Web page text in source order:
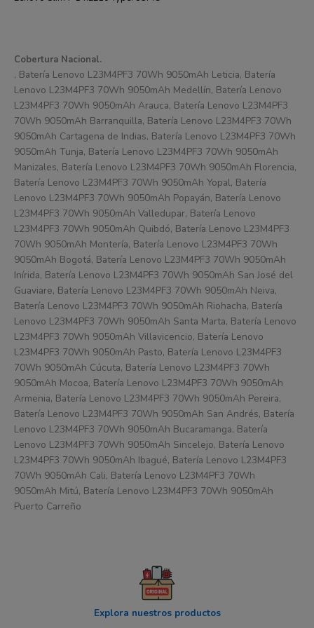
Cobertura Nacional.
, Batería Lenovo L23M4PF3 70Wh 9050mAh Leticia, Batería
Lenovo L23M4PF3 70Wh 9050mAh Medellín, Batería Lenovo
L23M4PF3 70Wh 9050mAh Arauca, Batería Lenovo L23M4PF3
70Wh 9050mAh Barranquilla, Batería Lenovo L23M4PF3 70Wh
9050mAh Cartagena de Indias, Batería Lenovo L23M4PF3 70Wh
9050mAh Tunja, Batería Lenovo L23M4PF3 70Wh 9050mAh
Manizales, Batería Lenovo L23M4PF3 70Wh 9050mAh Florencia,
Batería Lenovo L23M4PF3 70Wh 9050mAh Yopal, Batería
Lenovo L23M4PF3 70Wh 9050mAh Popayán, Batería Lenovo
L23M4PF3 70Wh 9050mAh Valledupar, Batería Lenovo
L23M4PF3 70Wh 9050mAh Quibdó, Batería Lenovo L23M4PF3
70Wh 9050mAh Montería, Batería Lenovo L23M4PF3 70Wh
9050mAh Bogotá, Batería Lenovo L23M4PF3 70Wh 9050mAh
Inírida, Batería Lenovo L23M4PF3 70Wh 9050mAh San José del
Guaviare, Batería Lenovo L23M4PF3 70Wh 9050mAh Neiva,
Batería Lenovo L23M4PF3 70Wh 9050mAh Riohacha, Batería
Lenovo L23M4PF3 70Wh 9050mAh Santa Marta, Batería Lenovo
L23M4PF3 70Wh 9050mAh Villavicencio, Batería Lenovo
L23M4PF3 70Wh 9050mAh Pasto, Batería Lenovo L23M4PF3
70Wh 9050mAh Cúcuta, Batería Lenovo L23M4PF3 70Wh
9050mAh Mocoa, Batería Lenovo L23M4PF3 70Wh 9050mAh
Armenia, Batería Lenovo L23M4PF3 70Wh 9050mAh Pereira,
Batería Lenovo L23M4PF3 70Wh 9050mAh San Andrés, Batería
Lenovo L23M4PF3 70Wh 9050mAh Bucaramanga, Batería
Lenovo L23M4PF3 70Wh 9050mAh Sincelejo, Batería Lenovo
L23M4PF3 70Wh 9050mAh Ibagué, Batería Lenovo L23M4PF3
70Wh 9050mAh Cali, Batería Lenovo L23M4PF3 70Wh
9050mAh Mitú, Batería Lenovo L23M4PF3 70Wh 9050mAh
Puerto Carreño
Explora nuestros productos